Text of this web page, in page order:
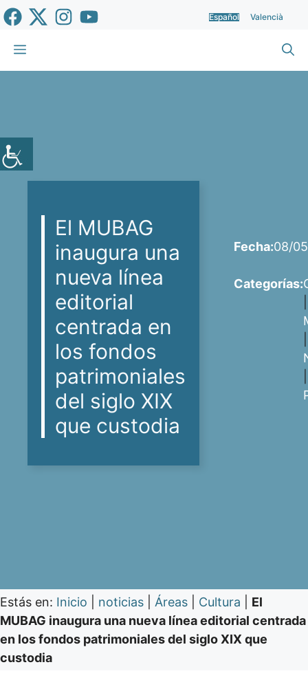
Saltar
al
contenido
Español Valencià
Menú
El MUBAG
inaugura una
nueva línea
editorial
centrada en
los fondos
patrimoniales
del siglo XIX
que custodia
Fecha:08/
Categorías:
Estás en: Inicio noticias Áreas Cultura
El
MUBAG inaugura una nueva línea editorial centrada
en los fondos patrimoniales del siglo XIX que
custodia